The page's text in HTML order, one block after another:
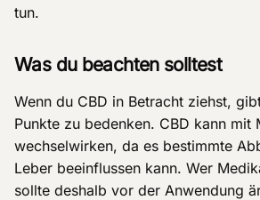
tun.
Was du beachten solltest
Wenn du CBD in Betracht ziehst,
Punkte zu bedenken. CBD kann mit
wechselwirken, da es bestimmte
Leber beeinflussen kann. Wer
sollte deshalb vor der Anwendung